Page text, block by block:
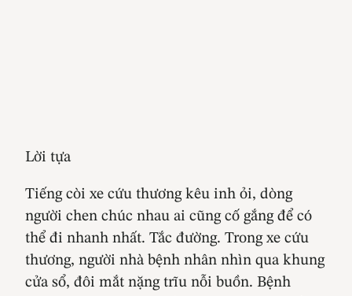
Lời tựa
Tiếng còi xe cứu thương kêu inh ỏi, dòng
người chen chúc nhau ai cũng cố gắng để có
thể đi nhanh nhất. Tắc đường. Trong xe cứu
thương, người nhà bệnh nhân nhìn qua khung
cửa sổ, đôi mắt nặng trĩu nỗi buồn. Bệnh